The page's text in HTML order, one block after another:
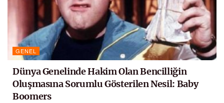
GENEL
Dünya Genelinde Hakim Olan Bencilliğin
Oluşmasına Sorumlu Gösterilen Nesil: Baby
Boomers